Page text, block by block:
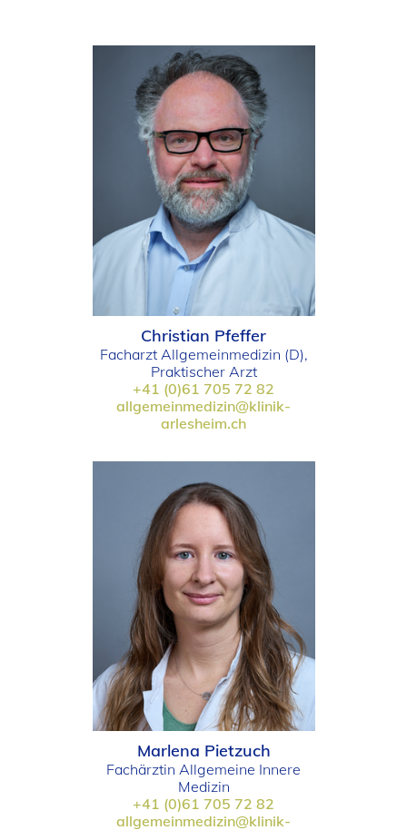
Christian Pfeffer
Facharzt Allgemeinmedizin (D),
Praktischer Arzt
+41 (0)61 705 72 82
allgemeinmedizin@klinik-
arlesheim.ch
Marlena Pietzuch
Fachärztin Allgemeine Innere
Medizin
+41 (0)61 705 72 82
allgemeinmedizin@klinik-